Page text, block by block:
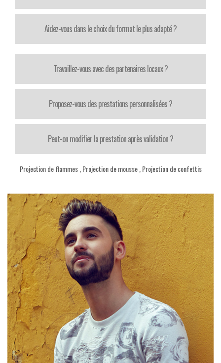
Aidez-vous dans le choix du format le plus adapté ?
Travaillez-vous avec des partenaires locaux ?
Proposez-vous des prestations personnalisées ?
Peut-on modifier la prestation après validation ?
Projection de flammes, Projection de mousse, Projection de confettis